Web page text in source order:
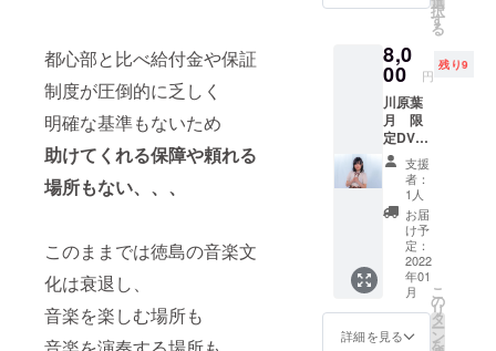
都心部と比べ給付金や保証
制度が圧倒的に乏しく
明確な基準もないため
助けてくれる保障や頼れる
場所もない、、、
このままでは徳島の音楽文
化は衰退し、
音楽を楽しむ場所も
編＋感
謝の
メッ
セージ
動画付)
品質：
DVD-R
複製(コ
ピー)
外装：
標準型
のDVD
ケース
※イベン
ト詳細
ホーム
らに限
定特典
出演者
からの
メッ
セージ
動画を
追加し
た クラ
ウド
ファン
ディン
グ専用
限定生
す。 収
with
covid-
19 』 ～
不安な
時、心
配な
時、い
つも支
えてく
れたん
は、大
好きな
あのメ
ロディ
やった
～ のラ
イブの
てお渡
す。 ※
返礼品:
限定
DVD（
ライブ
映像本
編＋お
礼のビ
デオ
メッ
セージ
付）
〈限定
DVDに
つい
て〉 10
月31日
択
す
る
8,0
00 円
残り9
川原葉
月 限
定DVD
コー
ス い
ただい
た支援
金を出
演者に
イベン
ト出演
料とし
てお渡
ししま
支援
者：
1人
お届
け予
定：
2022
年01
月
詳細を見る
こ
の
リ
タ
ー
ン
を